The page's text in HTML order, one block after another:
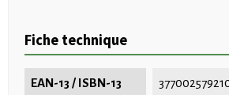
Fiche technique
EAN-13 / ISBN-13